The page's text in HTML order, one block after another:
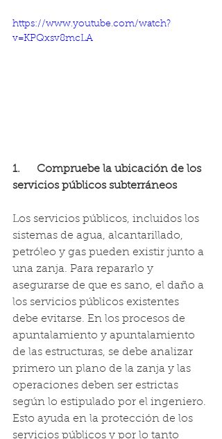
https://www.youtube.com/watch?
v=KPQxsv8mcLA
1.      Compruebe la ubicación de los
servicios públicos subterráneos
Los servicios públicos, incluidos los
sistemas de agua, alcantarillado,
petróleo y gas pueden existir junto a
una zanja. Para repararlo y
asegurarse de que es sano, el daño a
los servicios públicos existentes
debe evitarse. En los procesos de
apuntalamiento y apuntalamiento
de las estructuras, se debe analizar
primero un plano de la zanja y las
operaciones deben ser estrictas
según lo estipulado por el ingeniero.
Esto ayuda en la protección de los
servicios públicos y por lo tanto